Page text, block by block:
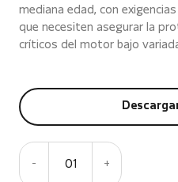
mediana edad, con
que necesiten asegurar la
críticos del motor bajo
- 01 +